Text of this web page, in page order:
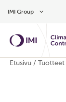
IMI Group
Etusivu / Tuotteet